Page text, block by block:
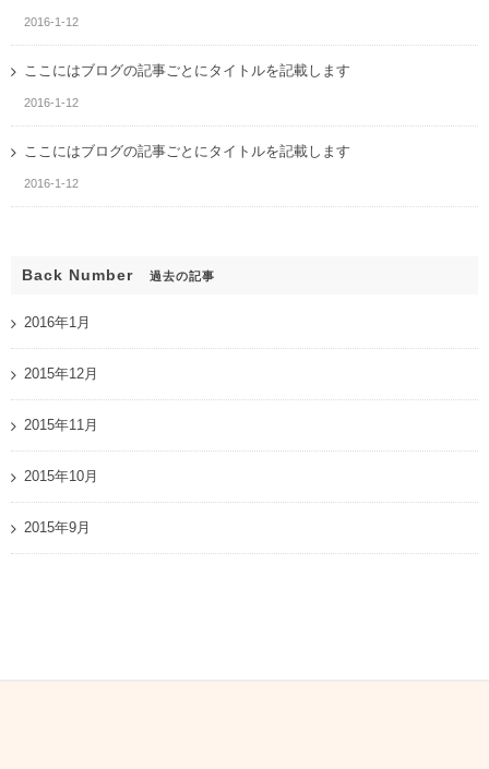
2016-1-12
ここにはブログの記事ごとにタイトルを記載します
2016-1-12
ここにはブログの記事ごとにタイトルを記載します
2016-1-12
Back Number 過去の記事
2016年1月
2015年12月
2015年11月
2015年10月
2015年9月